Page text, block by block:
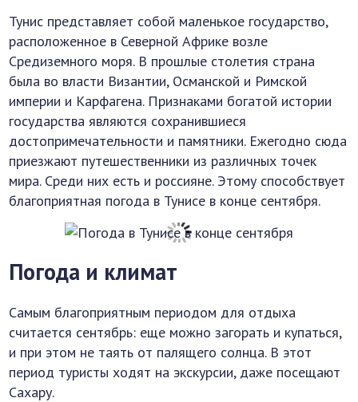
Тунис представляет собой маленькое государство,
расположенное в Северной Африке возле
Средиземного моря. В прошлые столетия страна
была во власти Византии, Османской и Римской
империи и Карфагена. Признаками богатой истории
государства являются сохранившиеся
достопримечательности и памятники. Ежегодно сюда
приезжают путешественники из различных точек
мира. Среди них есть и россияне. Этому способствует
благоприятная погода в Тунисе в конце сентября.
Погода и климат
Самым благоприятным периодом для отдыха
считается сентябрь: еще можно загорать и купаться,
и при этом не таять от палящего солнца. В этот
период туристы ходят на экскурсии, даже посещают
Сахару.